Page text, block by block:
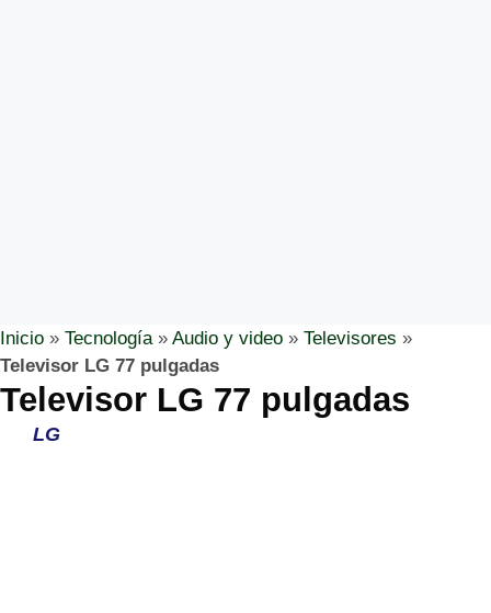
Inicio » Tecnología» Audio y video » Televisores »
Televisor LG 77 pulgadas
Televisor LG 77 pulgadas
LG